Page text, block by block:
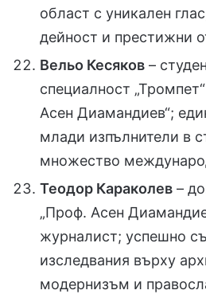
област с уникален
дейност и престижни
Вельо Кесяков –
специалност
Асен Диамандиев“;
млади изпълнители в
множество
Теодор Караколев –
„Проф. Асен
журналист; успешно
изследвания върху
модернизъм и